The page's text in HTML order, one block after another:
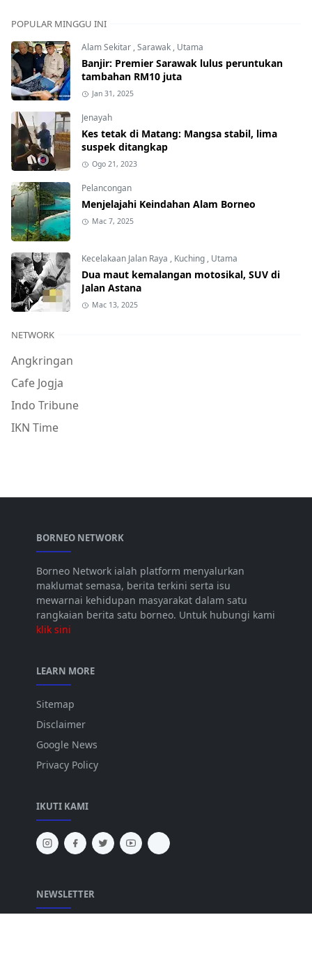
POPULAR MINGGU INI
Alam Sekitar,Sarawak, Utama
Banjir: Premier Sarawak lulus peruntukan
tambahan RM10 juta
Jan 31, 2025
Jenayah
Kes tetak di Matang: Mangsa stabil, lima
suspek ditangkap
Ogo 21, 2023
Pelancongan
Menjelajahi Keindahan Alam Borneo
Mac 7, 2025
Kecelakaan Jalan Raya , Kuching, Utama
Dua maut kemalangan motosikal, SUV di
Jalan Astana
Mac 13, 2025
NETWORK
Angkringan
Cafe Jogja
Indo Tribune
IKN Time
BORNEO NETWORK
Borneo Network ialah platform menyalurkan
maklumat semasa, berita terkini serta isu
mewarnai kehidupan masyarakat dalam satu
rangkaian berita satu borneo. Untuk hubungi kami
klik sini
LEARN MORE
Sitemap
Disclaimer
Google News
Privacy Policy
IKUTI KAMI
NEWSLETTER